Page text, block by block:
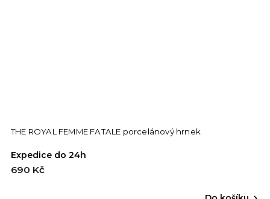
THE ROYAL FEMME FATALE porcelánový hrnek
Expedice do 24h
690 Kč